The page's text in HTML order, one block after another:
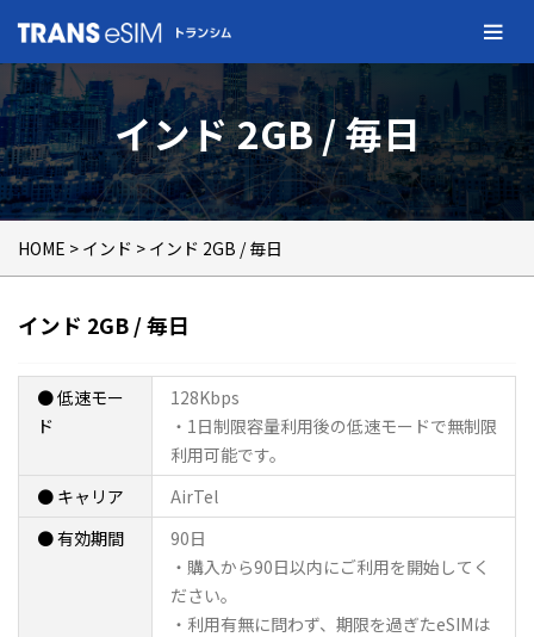
インド 2GB / 毎日
HOME > インド > インド 2GB / 毎日
インド 2GB / 毎日
● 低速モー
ド
128Kbps
・1日制限容量利用後の低速モードで無制限
利用可能です。
● キャリア
AirTel
● 有効期間
90日
・購入から90日以内にご利用を開始してく
ださい。
・利用有無に問わず、期限を過ぎたeSIMは